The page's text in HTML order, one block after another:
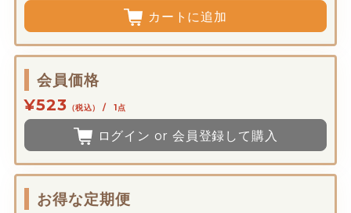
カートに追加
会員価格
¥523 （税込） / 1点
ログイン or 会員登録して購入
お得な定期便